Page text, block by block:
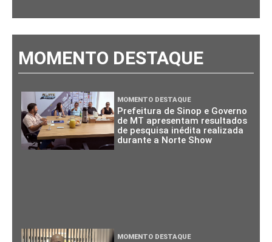
MOMENTO DESTAQUE
MOMENTO DESTAQUE
Prefeitura de Sinop e Governo
de MT apresentam resultados
de pesquisa inédita realizada
durante a Norte Show
MOMENTO DESTAQUE